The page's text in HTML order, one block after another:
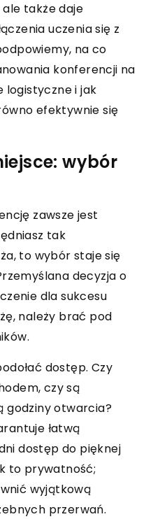
także daje
uczenia się z
na co
konferencji na
logistyczne i jak
efektywnie się
wybór
zawsze jest
tak
to wybór staje się
decyzja o
dla sukcesu
należy brać pod
dostęp. Czy
czy są
godziny otwarcia?
łatwą
dostęp do pięknej
to prywatność;
wyjątkową
przerwań.